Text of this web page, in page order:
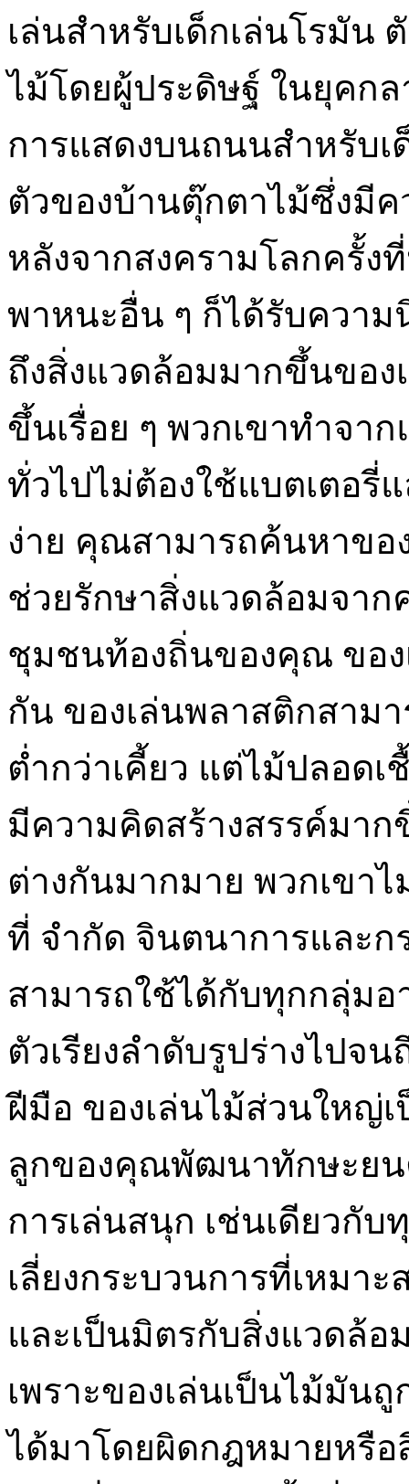
เล่นสำหรับเด็กเล่นโรมั
ไม้โดยผู้ประดิษฐ์ ในยุคก
การแสดงบนถนนสำหรับเ
ตัวของบ้านตุ๊กตาไม้ซึ่งมี
หลังจากสงครามโลกครั้ง
พาหนะอื่น ๆ ก็ได้รับควา
ถึงสิ่งแวดล้อมมากขึ้นขอ
ขึ้นเรื่อย ๆ พวกเขาทำจา
ทั่วไปไม่ต้องใช้แบตเตอรี่
ง่าย คุณสามารถค้นหาขอ
ช่วยรักษาสิ่งแวดล้อมจา
ชุมชนท้องถิ่นของคุณ ของ
กัน ของเล่นพลาสติกสาม
ต่ำกว่าเคี้ยว แต่ไม้ปลอดเ
มีความคิดสร้างสรรค์มา
ต่างกันมากมาย พวกเขา
ที่ จำกัด จินตนาการและก
สามารถใช้ได้กับทุกกลุ่ม
ตัวเรียงลำดับรูปร่างไปจ
ฝีมือ ของเล่นไม้ส่วนใหญ่
ลูกของคุณพัฒนาทักษะย
การเล่นสนุก เช่นเดียวกั
เลี่ยงกระบวนการที่เหมา
และเป็นมิตรกับสิ่งแวดล้อ
เพราะของเล่นเป็นไม้มัน
ได้มาโดยผิดกฎหมายหรื